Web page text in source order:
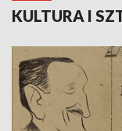
KULTURA I